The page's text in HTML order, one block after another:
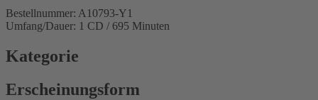
Bestellnummer: A10793-Y1
Umfang/Dauer: 1 CD / 695 Minuten
Kategorie
Erscheinungsform